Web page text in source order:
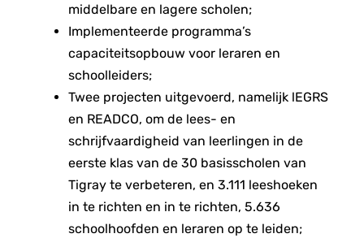
middelbare en lagere scholen;
Implementeerde programma’s
capaciteitsopbouw voor leraren en
schoolleiders;
Twee projecten uitgevoerd, namelijk lEGRS
en READCO, om de lees- en
schrijfvaardigheid van leerlingen in de
eerste klas van de 30 basisscholen van
Tigray te verbeteren, en 3.111 leeshoeken
in te richten en in te richten, 5.636
schoolhoofden en leraren op te leiden;